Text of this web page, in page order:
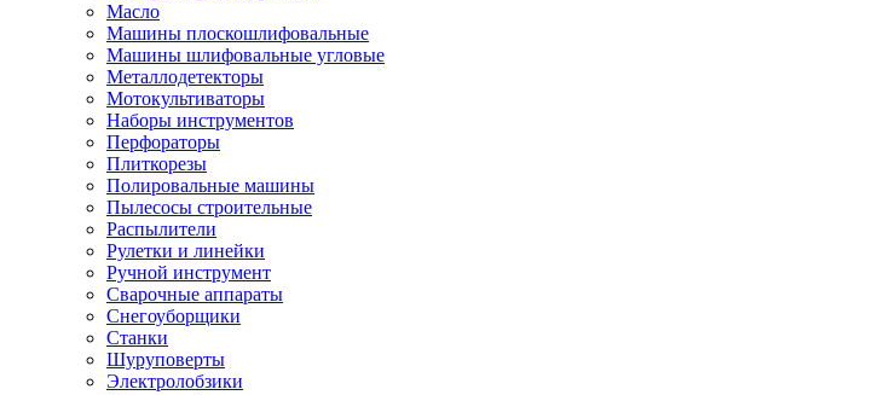
Масло
Машины плоскошлифовальные
Машины шлифовальные угловые
Металлодетекторы
Мотокультиваторы
Наборы инструментов
Перфораторы
Плиткорезы
Полировальные машины
Пылесосы строительные
Распылители
Рулетки и линейки
Ручной инструмент
Сварочные аппараты
Снегоуборщики
Станки
Шуруповерты
Электролобзики